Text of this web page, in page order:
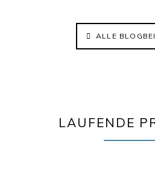
ALLE
LAUFENDE